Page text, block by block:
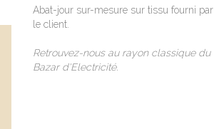
Abat-jour sur-mesure sur tissu fourni par
le client.
Retrouvez-nous au rayon classique du
Bazar d'Electricité.